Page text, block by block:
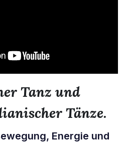
Tanz und
Tänze.
Energie und